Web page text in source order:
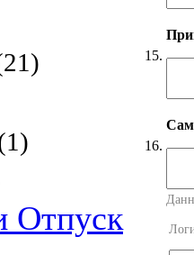
Отпуск
15.
16.